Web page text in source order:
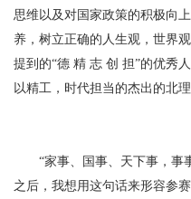
思维以及对国家政策的积极向
养，树立正确的人生观，世界
提到的“德 精 志 创 担”的优秀
以精工，时代担当的杰出的北理
“家事、国事、天下事，事
之后，我想用这句话来形容参